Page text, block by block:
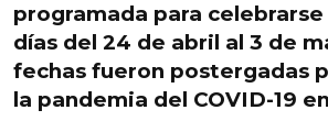
programada para
días del 24 de abril al 3 de
fechas fueron postergadas
la pandemia del COVID-19